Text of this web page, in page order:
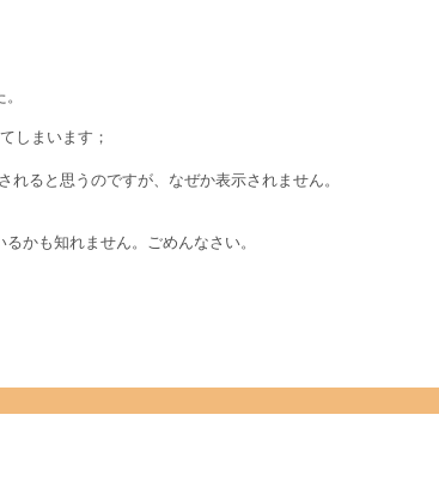
しまいます；
ると思うのですが、なぜか表示されません。
かも知れません。ごめんなさい。